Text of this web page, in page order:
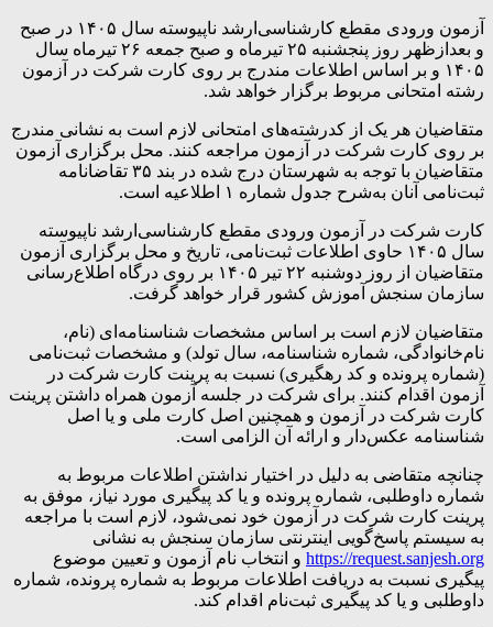
آزمون‌ ورودی مقطع کارشناسی‌ارشد ناپیوسته‌ سال‌ ۱۴۰۵ در صبح
و بعدازظهر روز پنجشنبه ۲۵ تیرماه و صبح جمعه ۲۶ تیرماه سال
۱۴۰۵ و بر اساس اطلاعات مندرج بر روی کارت شرکت در آزمون
رشته امتحانی مربوط برگزار خواهد شد.
متقاضیان هر یک‌ از کدرشته‌های امتحانی‌ لازم‌ است‌ به نشانی مندرج
بر روی کارت شرکت در آزمون مراجعه کنند. محل برگزاری آزمون
متقاضیان با توجه به شهرستان درج شده در بند ۳۵ تقاضانامه
ثبت‌نامی آنان به‌شرح جدول شماره ۱ اطلاعیه است.
کارت شرکت در آزمون‌ ورودی مقطع کارشناسی‌ارشد ناپیوسته‌
سال‌ ۱۴۰۵ حاوی اطلاعات ثبت‌نامی، تاریخ و محل برگزاری آزمون
متقاضیان از روز دوشنبه ۲۲ تیر ۱۴۰۵ بر روی درگاه اطلاع‌رسانی
سازمان سنجش آموزش کشور قرار خواهد گرفت.
متقاضیان لازم است بر اساس مشخصات شناسنامه‌ای (نام‌،
نام‌خانوادگی، شماره شناسنامه، سال تولد) و مشخصات ثبت‌نامی
(شماره پرونده و کد رهگیری) نسبت به پرینت کارت شرکت در
آزمون اقدام کنند. برای شرکت در جلسه آزمون همراه داشتن پرینت
کارت شرکت در آزمون و همچنین اصل کارت ملی و یا اصل
شناسنامه عکس‌دار و ارائه آن الزامی است.
چنانچه متقاضی به دلیل در اختیار نداشتن اطلاعات مربوط به
شماره داوطلبی، شماره پرونده و یا کد پیگیری مورد نیاز، موفق به
پرینت کارت شرکت در آزمون خود نمی‌شود، لازم است با مراجعه
به سیستم پاسخ‌گویی اینترنتی سازمان سنجش به نشانی
https://request.sanjesh.org و انتخاب نام آزمون و تعیین موضوع
پیگیری نسبت به دریافت اطلاعات مربوط به شماره پرونده، شماره
داوطلبی و یا کد پیگیری ثبت‌نام اقدام کند.